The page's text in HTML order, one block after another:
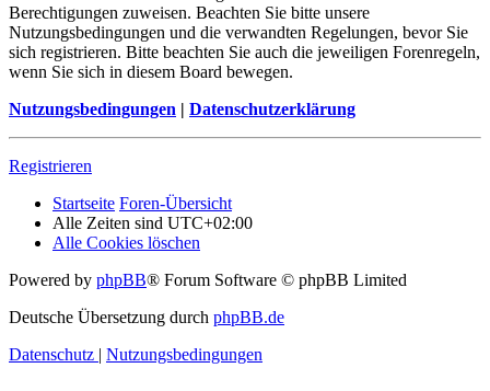
Berechtigungen zuweisen. Beachten Sie bitte unsere
Nutzungsbedingungen und die verwandten Regelungen, bevor Sie
sich registrieren. Bitte beachten Sie auch die jeweiligen Forenregeln,
wenn Sie sich in diesem Board bewegen.
Nutzungsbedingungen | Datenschutzerklärung
Registrieren
Startseite Foren-Übersicht
Alle Zeiten sind UTC+02:00
Alle Cookies löschen
Powered by phpBB® Forum Software © phpBB Limited
Deutsche Übersetzung durch phpBB.de
Datenschutz | Nutzungsbedingungen